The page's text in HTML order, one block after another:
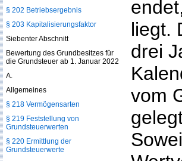
liegt.
drei
vom
§ 202 Betriebsergebnis
§ 203 Kapitalisierungsfaktor
Siebenter Abschnitt
Bewertung des Grundbesitzes für
die Grundsteuer ab 1. Januar 2022
A.
Allgemeines
§ 218 Vermögensarten
§ 219 Feststellung von
Grundsteuerwerten
§ 220 Ermittlung der
Grundsteuerwerte